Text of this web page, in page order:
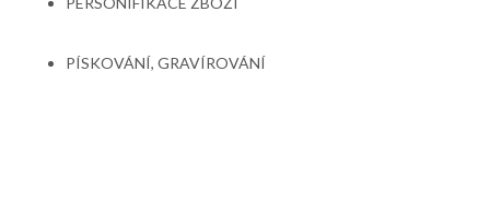
PÍSKOVÁNÍ, GRAVÍROVÁNÍ